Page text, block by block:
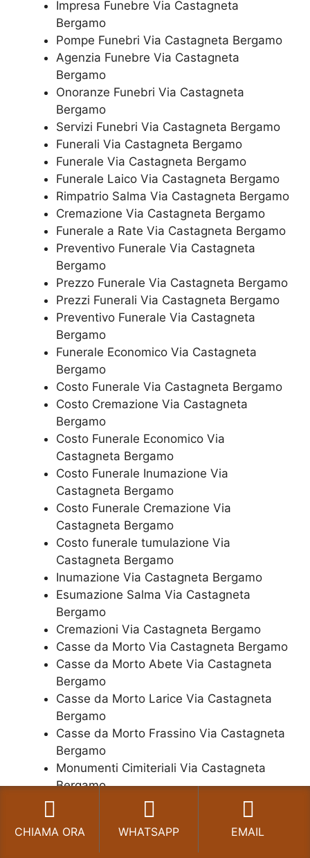
Impresa Funebre Via Castagneta
Bergamo
Pompe Funebri Via Castagneta Bergamo
Agenzia Funebre Via Castagneta
Bergamo
Onoranze Funebri Via Castagneta
Bergamo
Servizi Funebri Via Castagneta Bergamo
Funerali Via Castagneta Bergamo
Funerale Via Castagneta Bergamo
Funerale Laico Via Castagneta Bergamo
Rimpatrio Salma Via Castagneta Bergamo
Cremazione Via Castagneta Bergamo
Funerale a Rate Via Castagneta Bergamo
Preventivo Funerale Via Castagneta
Bergamo
Prezzo Funerale Via Castagneta Bergamo
Prezzi Funerali Via Castagneta Bergamo
Preventivo Funerale Via Castagneta
Bergamo
Funerale Economico Via Castagneta
Bergamo
Costo Funerale Via Castagneta Bergamo
Costo Cremazione Via Castagneta
Bergamo
Costo Funerale Economico Via
Castagneta Bergamo
Costo Funerale Inumazione Via
Castagneta Bergamo
Costo Funerale Cremazione Via
Castagneta Bergamo
Costo funerale tumulazione Via
Castagneta Bergamo
Inumazione Via Castagneta Bergamo
Esumazione Salma Via Castagneta
Bergamo
Cremazioni Via Castagneta Bergamo
Casse da Morto Via Castagneta Bergamo
Casse da Morto Abete Via Castagneta
Bergamo
Casse da Morto Larice Via Castagneta
Bergamo
Casse da Morto Frassino Via Castagneta
Bergamo
Monumenti Cimiteriali Via Castagneta
Bergamo
Trasporto salme Via Castagneta Bergamo
Lapide Via Castagneta Bergamo
CHIAMA ORA WHATSAPP EMAIL